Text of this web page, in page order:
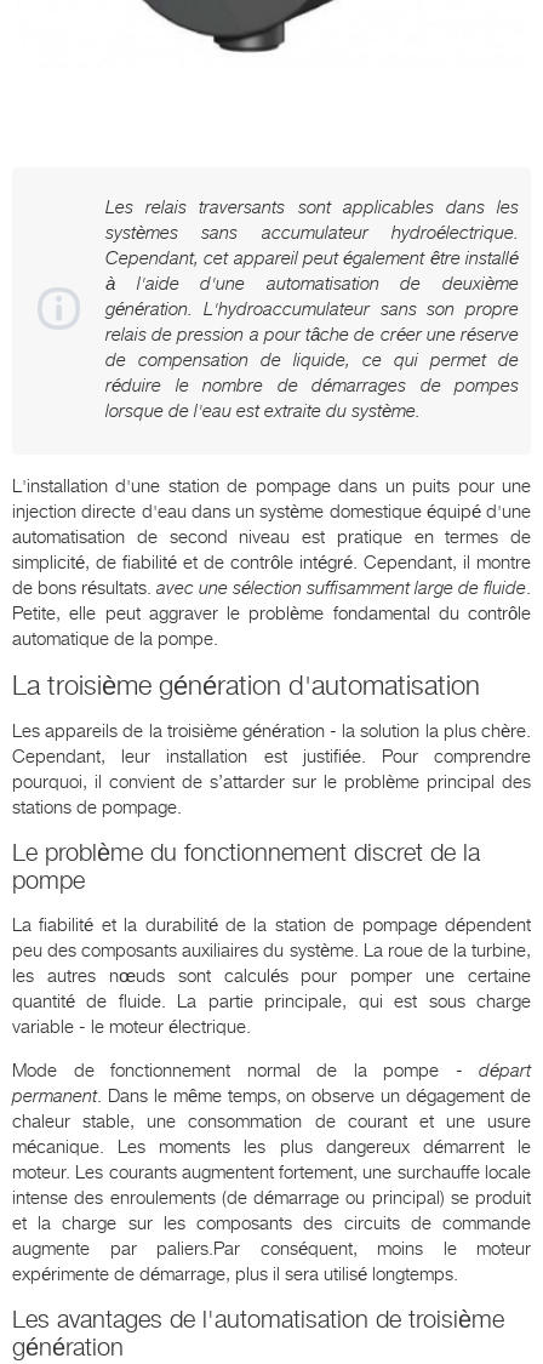
Les relais traversants sont applicables dans les
systèmes sans accumulateur hydroélectrique.
Cependant, cet appareil peut également être installé
à l'aide d'une automatisation de deuxième
génération. L'hydroaccumulateur sans son propre
relais de pression a pour tâche de créer une réserve
de compensation de liquide, ce qui permet de
réduire le nombre de démarrages de pompes
lorsque de l'eau est extraite du système.
L'installation d'une station de pompage dans un puits pour une
injection directe d'eau dans un système domestique équipé d'une
automatisation de second niveau est pratique en termes de
simplicité, de fiabilité et de contrôle intégré. Cependant, il montre
de bons résultats. avec une sélection suffisamment large de fluide.
Petite, elle peut aggraver le problème fondamental du contrôle
automatique de la pompe.
La troisième génération d'automatisation
Les appareils de la troisième génération - la solution la plus chère.
Cependant, leur installation est justifiée. Pour comprendre
pourquoi, il convient de s’attarder sur le problème principal des
stations de pompage.
Le problème du fonctionnement discret de la
pompe
La fiabilité et la durabilité de la station de pompage dépendent
peu des composants auxiliaires du système. La roue de la turbine,
les autres nœuds sont calculés pour pomper une certaine
quantité de fluide. La partie principale, qui est sous charge
variable - le moteur électrique.
Mode de fonctionnement normal de la pompe - départ
permanent. Dans le même temps, on observe un dégagement de
chaleur stable, une consommation de courant et une usure
mécanique. Les moments les plus dangereux démarrent le
moteur. Les courants augmentent fortement, une surchauffe locale
intense des enroulements (de démarrage ou principal) se produit
et la charge sur les composants des circuits de commande
augmente par paliers.Par conséquent, moins le moteur
expérimente de démarrage, plus il sera utilisé longtemps.
Les avantages de l'automatisation de troisième
génération